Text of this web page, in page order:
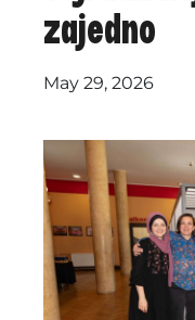
zajedno
May 29, 2026